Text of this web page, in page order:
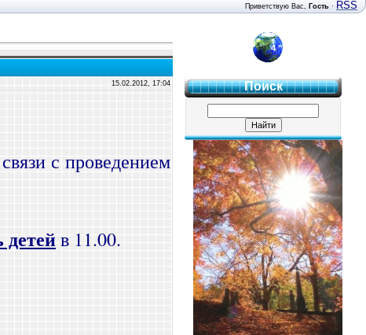
Приветствую Вас, Гость · RSS
15.02.2012, 17:04
с проведением
детейв 11.00.
4 "Б"
Поиск